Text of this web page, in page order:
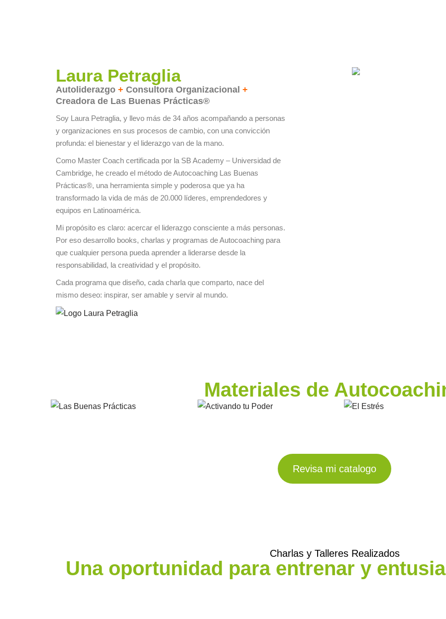
Laura Petraglia
Autoliderazgo + Consultora Organizacional +
Creadora de Las Buenas Prácticas®
Soy Laura Petraglia, y llevo más de 34 años acompañando a personas
y organizaciones en sus procesos de cambio, con una convicción
profunda: el bienestar y el liderazgo van de la mano.
Como Master Coach certificada por la SB Academy – Universidad de
Cambridge, he creado el método de Autocoaching Las Buenas
Prácticas®, una herramienta simple y poderosa que ya ha
transformado la vida de más de 20.000 líderes, emprendedores y
equipos en Latinoamérica.
Mi propósito es claro: acercar el liderazgo consciente a más personas.
Por eso desarrollo books, charlas y programas de Autocoaching para
que cualquier persona pueda aprender a liderarse desde la
responsabilidad, la creatividad y el propósito.
Cada programa que diseño, cada charla que comparto, nace del
mismo deseo: inspirar, ser amable y servir al mundo.
Materiales de
Revisa mi catalogo
Charlas y Talleres Realizados
Una oportunidad para entrenar y